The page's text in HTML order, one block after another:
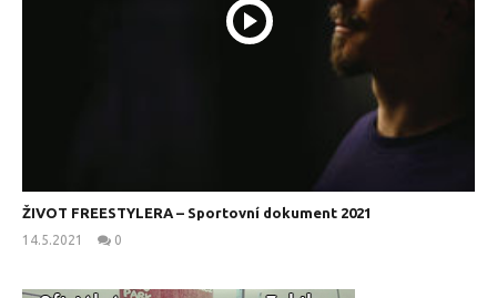
ŽIVOT FREESTYLERA – Sportovní dokument 2021
14.5.2021
0